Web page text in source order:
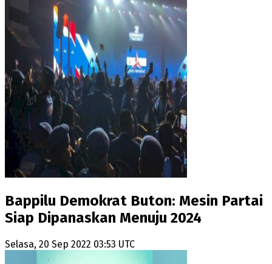
Bappilu Demokrat Buton: Mesin Partai
Siap Dipanaskan Menuju 2024
Selasa, 20 Sep 2022 03:53 UTC